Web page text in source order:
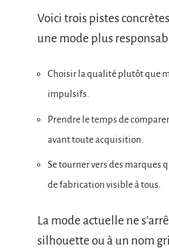
Voici trois pistes
une mode plus
Choisir la qualité plutôt que
impulsifs.
Prendre le temps de
avant toute acquisition.
Se tourner vers des marques
de fabrication visible à tous.
La mode actuelle ne
silhouette ou à un nom